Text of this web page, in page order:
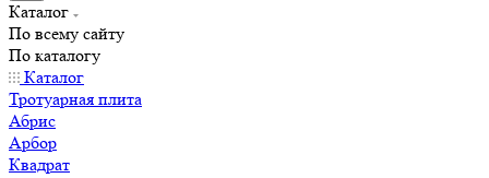
Каталог
По всему сайту
По каталогу
Каталог
Тротуарная плита
Абрис
Арбор
Квадрат